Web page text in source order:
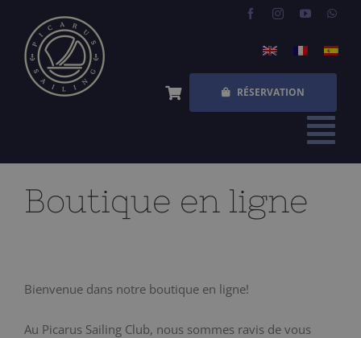
content
RÉSERVATION
ACCUEIL
Boutique en ligne
Bienvenue dans notre boutique en ligne!
Au Picarus Sailing Club, nous sommes ravis de vous